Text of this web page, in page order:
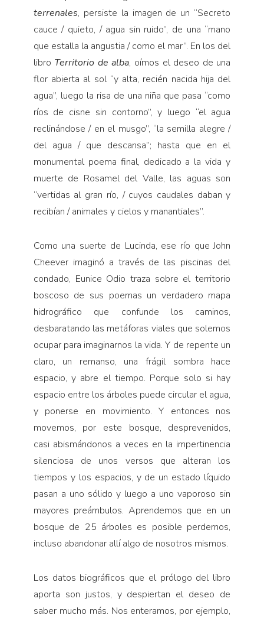
terrenales, persiste la imagen de un “Secreto
cauce / quieto, / agua sin ruido”, de una “mano
que estalla la angustia / como el mar”. En los del
libro Territorio de alba, oímos el deseo de una
flor abierta al sol “y alta, recién nacida hija del
agua”, luego la risa de una niña que pasa “como
ríos de cisne sin contorno”, y luego “el agua
reclinándose / en el musgo”, “la semilla alegre /
del agua / que descansa”; hasta que en el
monumental poema final, dedicado a la vida y
muerte de Rosamel del Valle, las aguas son
“vertidas al gran río, / cuyos caudales daban y
recibían / animales y cielos y manantiales”.
Como una suerte de Lucinda, ese río que John
Cheever imaginó a través de las piscinas del
condado, Eunice Odio traza sobre el territorio
boscoso de sus poemas un verdadero mapa
hidrográfico que confunde los caminos,
desbaratando las metáforas viales que solemos
ocupar para imaginarnos la vida. Y de repente un
claro, un remanso, una frágil sombra hace
espacio, y abre el tiempo. Porque solo si hay
espacio entre los árboles puede circular el agua,
y ponerse en movimiento. Y entonces nos
movemos, por este bosque, desprevenidos,
casi abismándonos a veces en la impertinencia
silenciosa de unos versos que alteran los
tiempos y los espacios, y de un estado líquido
pasan a uno sólido y luego a uno vaporoso sin
mayores preámbulos. Aprendemos que en un
bosque de 25 árboles es posible perdernos,
incluso abandonar allí algo de nosotros mismos.
Los datos biográficos que el prólogo del libro
aporta son justos, y despiertan el deseo de
saber mucho más. Nos enteramos, por ejemplo,